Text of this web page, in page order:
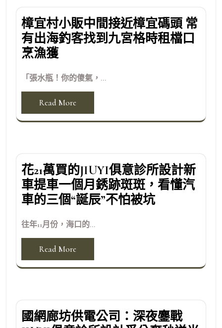
樟宜村小販中間接近樟宜碼頭 常
有出海釣客找到九宮格時租檔口
烹漁獲
「張水瓶！你的傻氣，...
Read More
花21萬買的JIUYI俱意診所設計新
車提車一個月銹跡斑斑，看懂汽
車的三個“誕辰”不怕被坑
往年11月份，海口的...
Read More
國網廊坊供電公司：深夜鏖戰